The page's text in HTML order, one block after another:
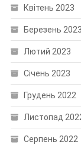
Квітень 2023
Березень 2023
Лютий 2023
Січень 2023
Грудень 2022
Листопад
Серпень 2022